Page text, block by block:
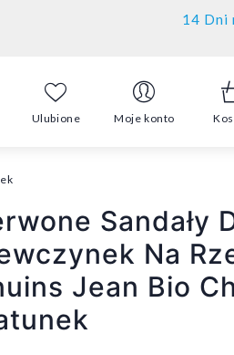
14 Dni
Ulubione Moje konto
Sandały
Na
Jean Bio